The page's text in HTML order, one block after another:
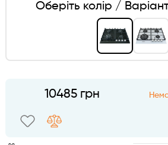
Viber
10485 грн
Оберіть колір /